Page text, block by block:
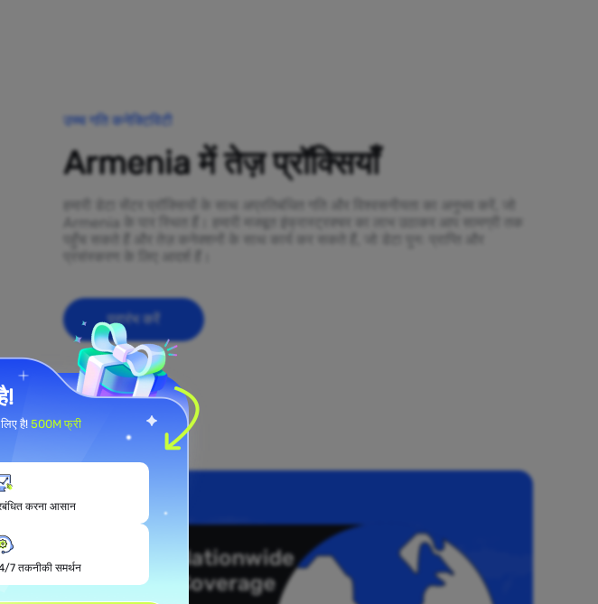
उच्च गति कनेक्टिविटी
Armenia में तेज़ प्रॉक्सियाँ
Armenia के पार स्थित हैं। हमारी मजबूत इंफ्रास्ट्रक्चर का लाभ उठाकर आप सामग्री तक
पहुँच सकते हैं और तेज़ कनेक्शनों के साथ कार्य कर सकते हैं, जो डेटा पुनः प्राप्ति और
प्रारंभ करें
है! 500M फ्री
करना आसान
7 तकनीकी समर्थन